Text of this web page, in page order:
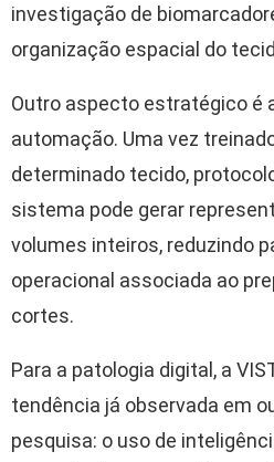
investigação de
organização espacial do
Outro aspecto estratégico é
automação. Uma vez
determinado tecido,
sistema pode gerar
volumes inteiros, reduzindo
operacional associada ao
cortes.
Para a patologia digital, a
tendência já observada em
pesquisa: o uso de